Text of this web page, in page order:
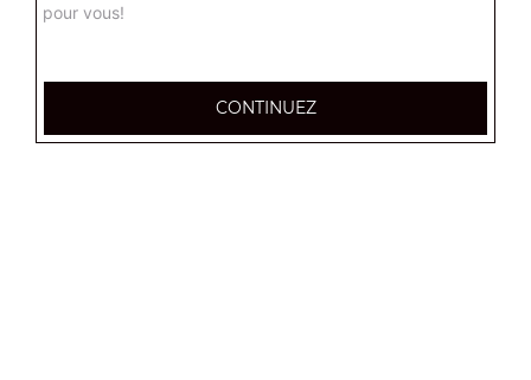
pour vous!
CONTINUEZ